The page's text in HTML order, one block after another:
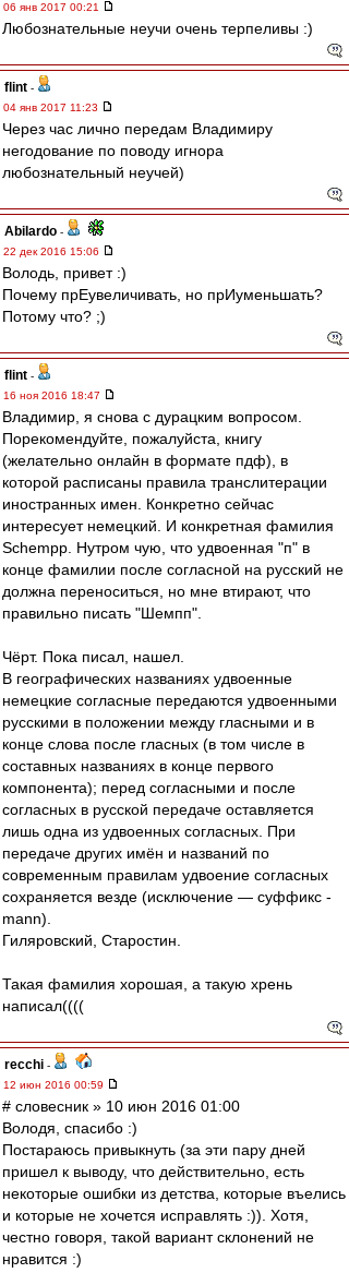
06 янв 2017 00:21
Любознательные неучи очень терпеливы :)
flint -
04 янв 2017 11:23
Через час лично передам Владимиру
негодование по поводу игнора
любознательный неучей)
Abilardo -
22 дек 2016 15:06
Володь, привет :)
Почему прЕувеличивать, но прИуменьшать?
Потому что? ;)
flint -
16 ноя 2016 18:47
Владимир, я снова с дурацким вопросом.
Порекомендуйте, пожалуйста, книгу
(желательно онлайн в формате пдф), в
которой расписаны правила транслитерации
иностранных имен. Конкретно сейчас
интересует немецкий. И конкретная фамилия
Schempp. Нутром чую, что удвоенная "п" в
конце фамилии после согласной на русский не
должна переноситься, но мне втирают, что
правильно писать "Шемпп".
Чёрт. Пока писал, нашел.
В географических названиях удвоенные
немецкие согласные передаются удвоенными
русскими в положении между гласными и в
конце слова после гласных (в том числе в
составных названиях в конце первого
компонента); перед согласными и после
согласных в русской передаче оставляется
лишь одна из удвоенных согласных. При
передаче других имён и названий по
современным правилам удвоение согласных
сохраняется везде (исключение — суффикс -
mann).
Гиляровский, Старостин.
Такая фамилия хорошая, а такую хрень
написал((((
recchi -
12 июн 2016 00:59
# словесник » 10 июн 2016 01:00
Володя, спасибо :)
Постараюсь привыкнуть (за эти пару дней
пришел к выводу, что действительно, есть
некоторые ошибки из детства, которые въелись
и которые не хочется исправлять :)). Хотя,
честно говоря, такой вариант склонений не
нравится :)